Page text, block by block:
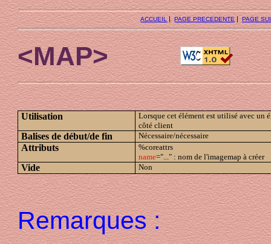
ACCUEIL|PAGE PRECEDENTE |PAGE
<MAP>
Utilisation
Lorsque cet élément est utilisé avec un
côté client
Balises de début/de fin Nécessaire/nécessaire
Attributs
%coreattrs
name="..." : nom de l'imagemap à créer
Vide Non
Remarques :